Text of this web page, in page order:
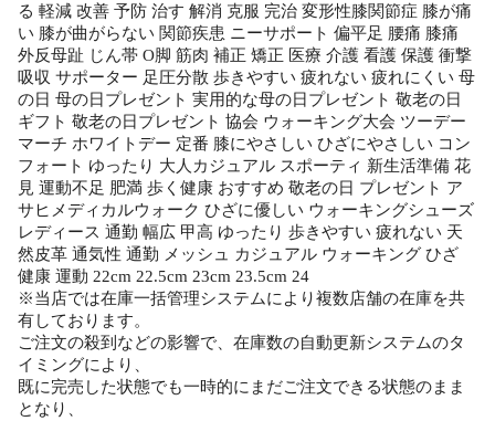
る 軽減 改善 予防 治す 解消 克服 完治 変形性膝関節症 膝が痛
い 膝が曲がらない 関節疾患 ニーサポート 偏平足 腰痛 膝痛
外反母趾 じん帯 O脚 筋肉 補正 矯正 医療 介護 看護 保護 衝撃
吸収 サポーター 足圧分散 歩きやすい 疲れない 疲れにくい 母
の日 母の日プレゼント 実用的な母の日プレゼント 敬老の日
ギフト 敬老の日プレゼント 協会 ウォーキング大会 ツーデー
マーチ ホワイトデー 定番 膝にやさしい ひざにやさしい コン
フォート ゆったり 大人カジュアル スポーティ 新生活準備 花
見 運動不足 肥満 歩く健康 おすすめ 敬老の日 プレゼント ア
サヒメディカルウォーク ひざに優しい ウォーキングシューズ
レディース 通勤 幅広 甲高 ゆったり 歩きやすい 疲れない 天
然皮革 通気性 通勤 メッシュ カジュアル ウォーキング ひざ
健康 運動 22cm 22.5cm 23cm 23.5cm 24
※当店では在庫一括管理システムにより複数店舗の在庫を共
有しております。
ご注文の殺到などの影響で、在庫数の自動更新システムのタ
イミングにより、
既に完売した状態でも一時的にまだご注文できる状態のまま
となり、